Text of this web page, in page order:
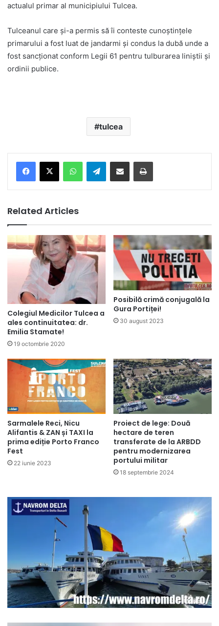
actualul primar al municipiului Tulcea.
Tulceanul care și-a permis să îi conteste cunoștințele
primarului a fost luat de jandarmi și condus la dubă unde a
fost sancționat conform Legii 61 pentru tulburarea liniștii și
ordinii publice.
tulcea
Telegram
Related Articles
Colegiul Medicilor Tulcea a
ales continuitatea: dr.
Emilia Stamate!
19 octombrie 2020
Posibilă crimă conjugală la
Gura Portiței!
30 august 2023
Sarmalele Reci, Nicu
Alifantis & ZAN și TAXI la
prima ediție Porto Franco
Fest
22 iunie 2023
Proiect de lege: Două
hectare de teren
transferate de la ARBDD
pentru modernizarea
portului militar
18 septembrie 2024